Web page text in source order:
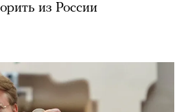
из России